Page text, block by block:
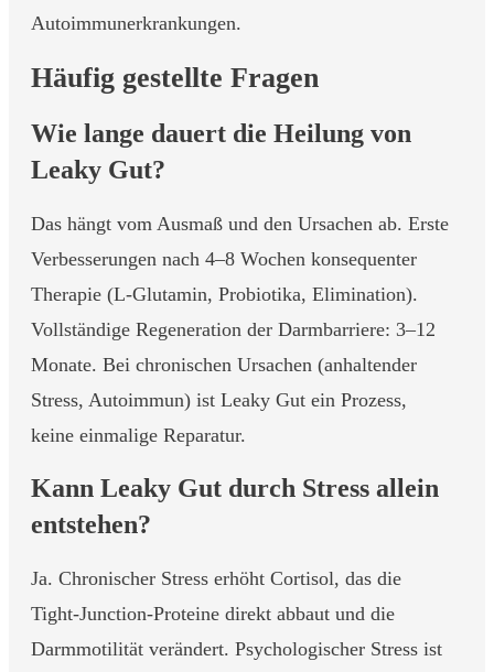
Autoimmunerkrankungen.
Häufig gestellte Fragen
Wie lange dauert die Heilung von
Leaky Gut?
Das hängt vom Ausmaß und den Ursachen ab. Erste
Verbesserungen nach 4–8 Wochen konsequenter
Therapie (L-Glutamin, Probiotika, Elimination).
Vollständige Regeneration der Darmbarriere: 3–12
Monate. Bei chronischen Ursachen (anhaltender
Stress, Autoimmun) ist Leaky Gut ein Prozess,
keine einmalige Reparatur.
Kann Leaky Gut durch Stress allein
entstehen?
Ja. Chronischer Stress erhöht Cortisol, das die
Tight-Junction-Proteine direkt abbaut und die
Darmmotilität verändert. Psychologischer Stress ist